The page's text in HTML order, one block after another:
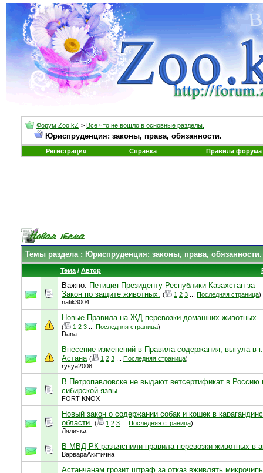
Форум Zoo.kZ > Всё что не вошло в основные разделы.
Юриспруденция: законы, права, обязанности.
Регистрация Справка Правила форума
Темы раздела: Юриспруденция: законы, права, обязанности.
Тема / Автор
Важно: Петиция Президенту Республики Казахстан за
Закон по защите животных. ( 1 2 3 Последняя страница)
natik3004
Новые Правила на ЖД перевозки домашних животных
( 1 2 3 Последняя страница)
Dana
Внесение изменений в Правила содержания, выгула в г.
Астана ( 1 2 3 Последняя страница)
rysya2008
В Петропавловске не выдают ветсертификат в Россию
сибирской язвы
FORT KNOX
Новый закон о содержании собак и кошек в
области. ( 1 2 3 Последняя страница)
Ляличка
В МВД РК разъяснили правила перевозки животных в
ВарвараАкитична
Астанчанам грозит штраф за отказ вживлять